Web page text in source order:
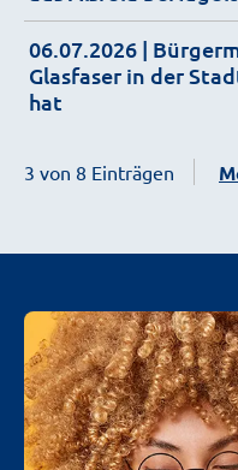
06.07.2026 |
Glasfaser in der
hat
3 von 8 Einträgen